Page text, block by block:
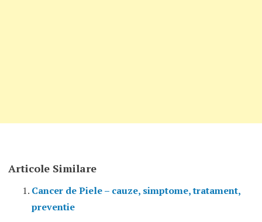
Articole Similare
Cancer de Piele – cauze, simptome, tratament,
preventie